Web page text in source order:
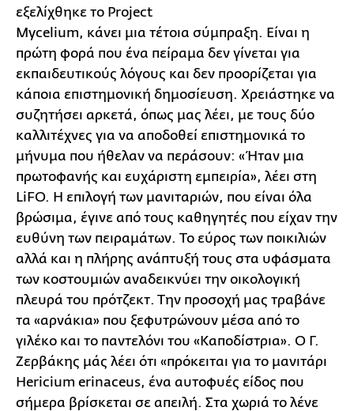
εξελίχθηκε το Project
Mycelium, κάνει μια τέτοια σύμπραξη. Είναι η
πρώτη φορά που ένα πείραμα δεν γίνεται για
εκπαιδευτικούς λόγους και δεν προορίζεται για
κάποια επιστημονική δημοσίευση. Χρειάστηκε να
συζητήσει αρκετά, όπως μας λέει, με τους δύο
καλλιτέχνες για να αποδοθεί επιστημονικά το
μήνυμα που ήθελαν να περάσουν: «Ήταν μια
πρωτοφανής και ευχάριστη εμπειρία», λέει στη
LiFO. Η επιλογή των μανιταριών, που είναι όλα
βρώσιμα, έγινε από τους καθηγητές που είχαν την
ευθύνη των πειραμάτων. Το εύρος των ποικιλιών
αλλά και η πλήρης ανάπτυξή τους στα υφάσματα
των κοστουμιών αναδεικνύει την οικολογική
πλευρά του πρότζεκτ. Την προσοχή μας τραβάνε
τα «αρνάκια» που ξεφυτρώνουν μέσα από το
γιλέκο και το παντελόνι του «Καποδίστρια». Ο Γ.
Ζερβάκης μάς λέει ότι «πρόκειται για το μανιτάρι
Hericium erinaceus, ένα αυτοφυές είδος που
σήμερα βρίσκεται σε απειλή. Στα χωριά το λένε